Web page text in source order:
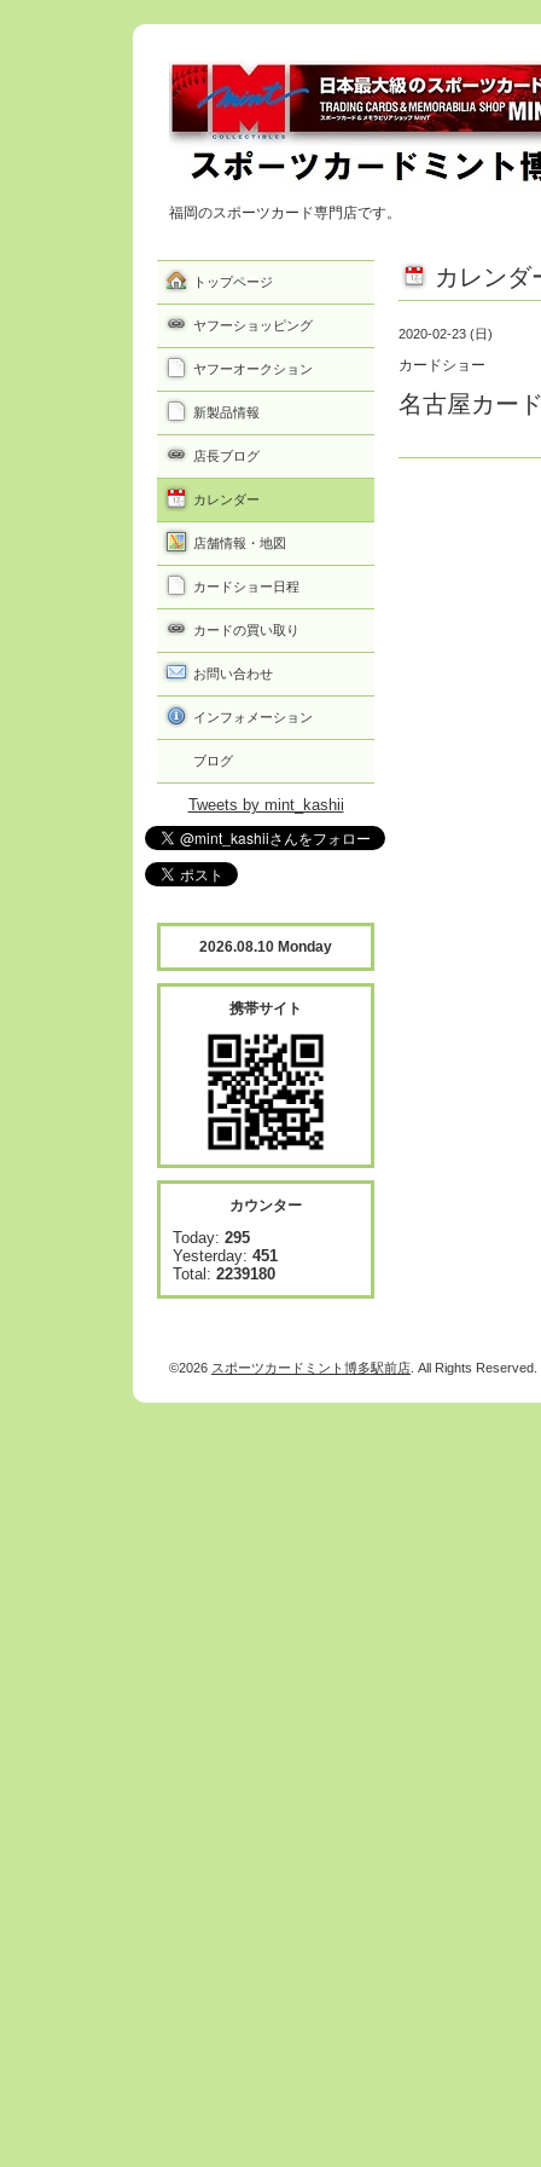
福岡のスポーツカード専門店です。
カレンダ
2020-02-23 (日)
カードショー
名古屋カー
トップページ
ヤフーショッピング
ヤフーオークション
新製品情報
店長ブログ
カレンダー
店舗情報・地図
カードショー日程
カードの買い取り
お問い合わせ
インフォメーション
ブログ
Tweets by mint_kashii
2026.08.10 Monday
携帯サイト
カウンター
Today: 295
Yesterday: 451
Total: 2239180
©2026 スポーツカードミント博多駅前店 . All Rights Reserved.